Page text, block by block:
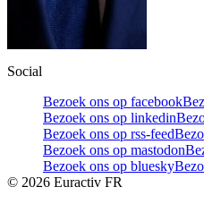
Social
Bezoek ons op facebook
Bezoek ons op linkedin
Bezoek ons op rss-feed
Bezoek ons op mastodon
Bezoek ons op bluesky
© 2026 Euractiv FR